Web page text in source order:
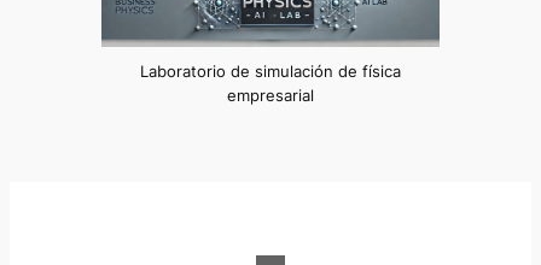
Laboratorio de simulación de física
empresarial